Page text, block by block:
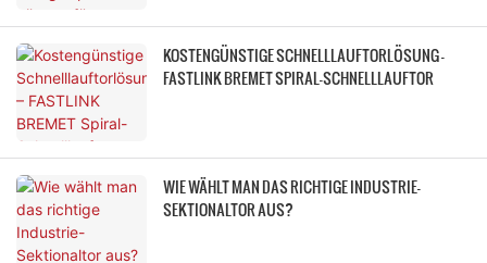
KOSTENGÜNSTIGE SCHNELLLAUFTORLÖSUNG –
FASTLINK BREMET SPIRAL-SCHNELLLAUFTOR
WIE WÄHLT MAN DAS RICHTIGE INDUSTRIE-
SEKTIONALTOR AUS?